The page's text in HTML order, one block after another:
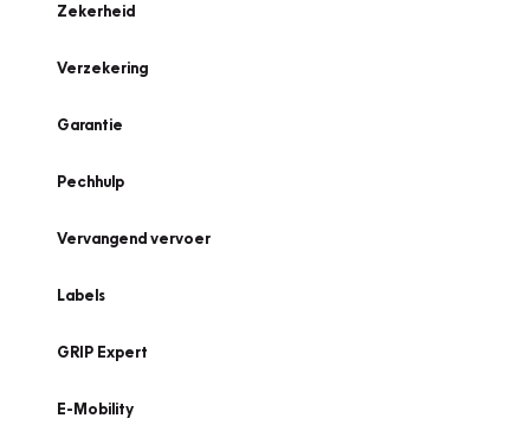
Zekerheid
Verzekering
Garantie
Pechhulp
Vervangend vervoer
Labels
GRIP Expert
E-Mobility